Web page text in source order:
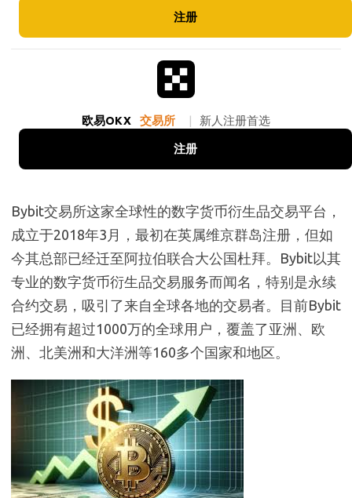
注册
欧易OKX 交易所 | 新人注册首选
注册
Bybit交易所这家全球性的数字货币衍生品交易平台，
成立于2018年3月，最初在英属维京群岛注册，但如
今其总部已经迁至阿拉伯联合大公国杜拜。Bybit以其
专业的数字货币衍生品交易服务而闻名，特别是永续
合约交易，吸引了来自全球各地的交易者。目前Bybit
已经拥有超过1000万的全球用户，覆盖了亚洲、欧
洲、北美洲和大洋洲等160多个国家和地区。